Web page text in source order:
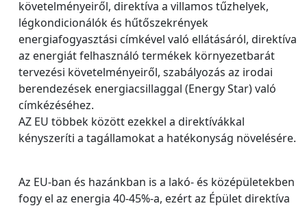
követelményeiről, direktíva a villamos tűzhelyek,
légkondicionálók és hűtőszekrények
energiafogyasztási címkével való ellátásáról, direktíva
az energiát felhasználó termékek környezetbarát
tervezési követelményeiről, szabályozás az irodai
berendezések energiacsillaggal (Energy Star) való
címkézéséhez.
AZ EU többek között ezekkel a direktívákkal
kényszeríti a tagállamokat a hatékonyság növelésére.
Az EU-ban és hazánkban is a lakó- és középületekben
fogy el az energia 40-45%-a, ezért az Épület direktíva